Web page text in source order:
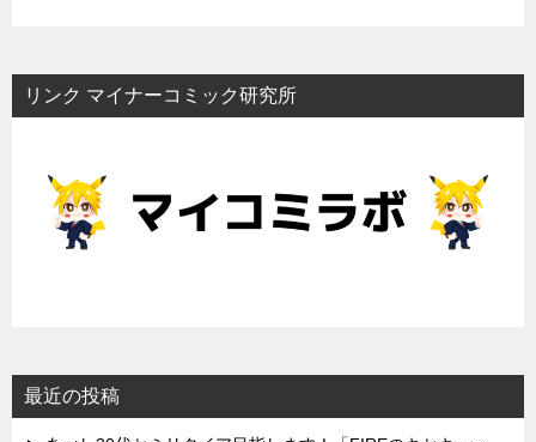
リンク マイナーコミック研究所
最近の投稿